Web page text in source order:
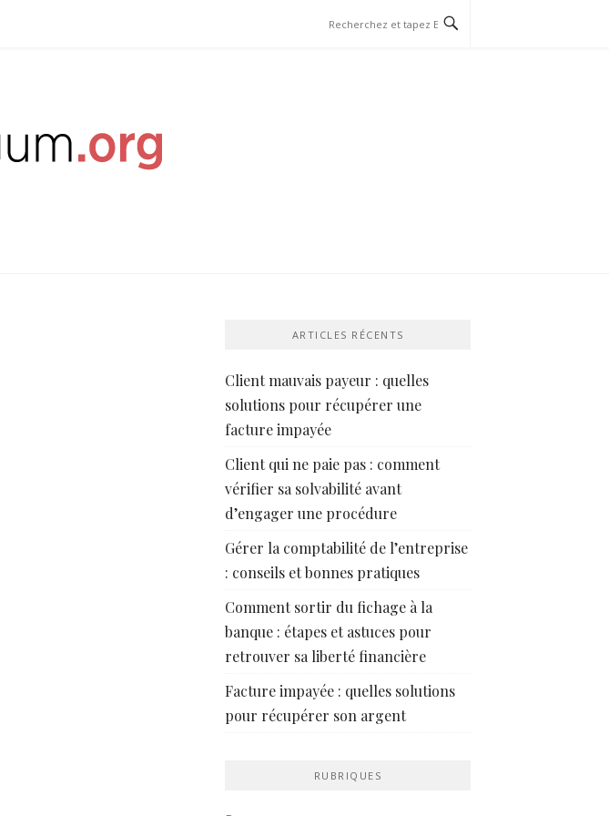
ARTICLES RÉCENTS
Client mauvais payeur : quelles
solutions pour récupérer une
facture impayée
Client qui ne paie pas : comment
vérifier sa solvabilité avant
d’engager une procédure
Gérer la comptabilité de l’entreprise
: conseils et bonnes pratiques
Comment sortir du fichage à la
banque : étapes et astuces pour
retrouver sa liberté financière
Facture impayée : quelles solutions
pour récupérer son argent
RUBRIQUES